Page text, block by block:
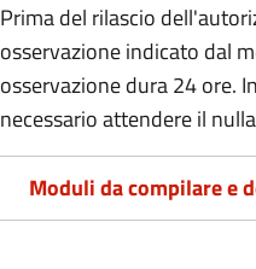
Prima del rilascio
osservazione indicato dal
osservazione dura 24 ore.
necessario attendere il
Moduli da compilare e